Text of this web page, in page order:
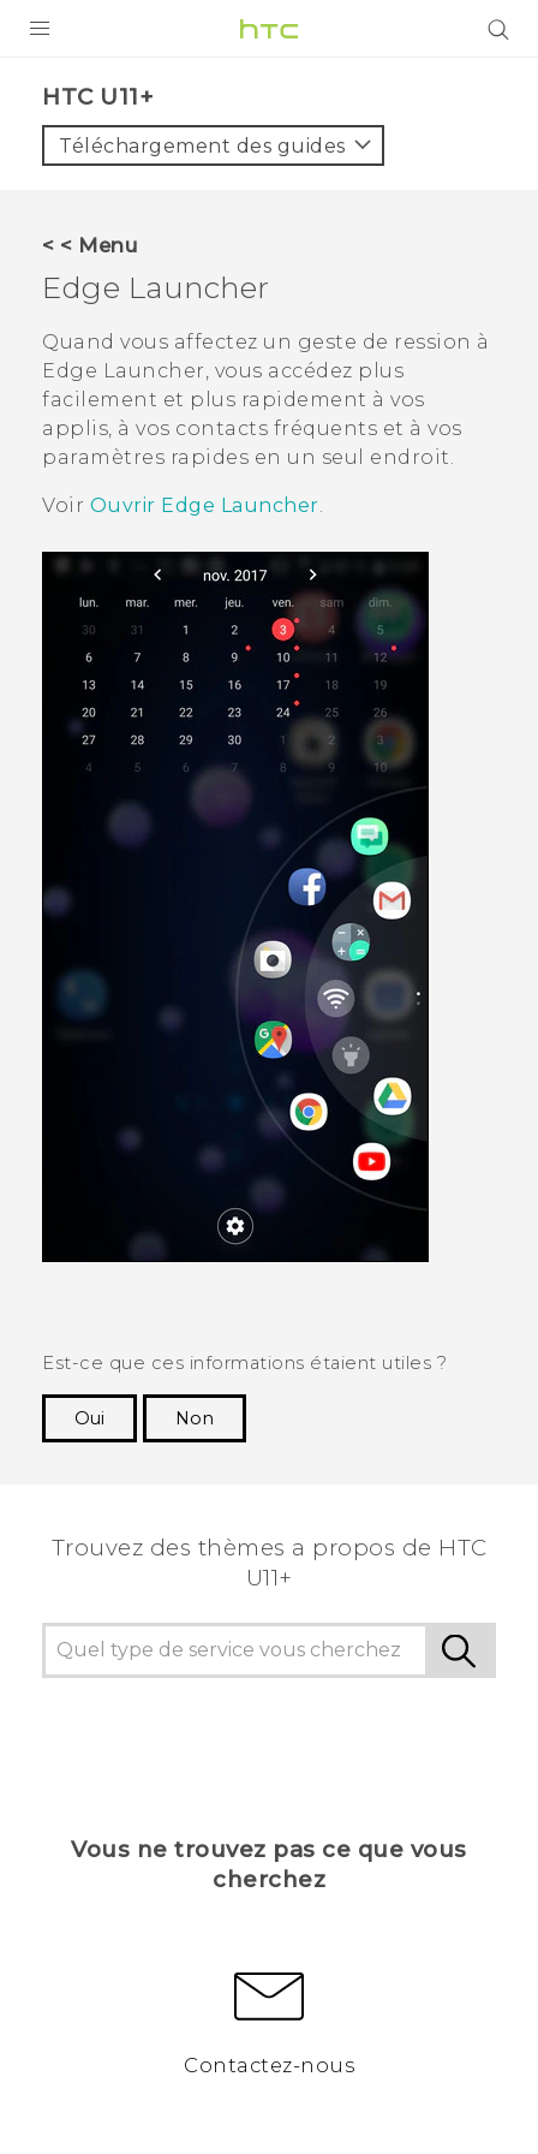
VIVE
ASSISTANCE
Appareils HTC & Accessoires
Connexion
HTC U11+‎
Téléchargement des guides
< < Menu
Edge Launcher
Quand vous affectez un geste de ression à
Edge Launcher, vous accédez plus
facilement et plus rapidement à vos
applis, à vos contacts fréquents et à vos
paramètres rapides en un seul endroit.
Voir Ouvrir Edge Launcher.
Est-ce que ces informations étaient utiles ?
Oui
Non
Trouvez des thèmes a propos de HTC
U11+
Vous ne trouvez pas ce que vous
cherchez
Contactez-nous